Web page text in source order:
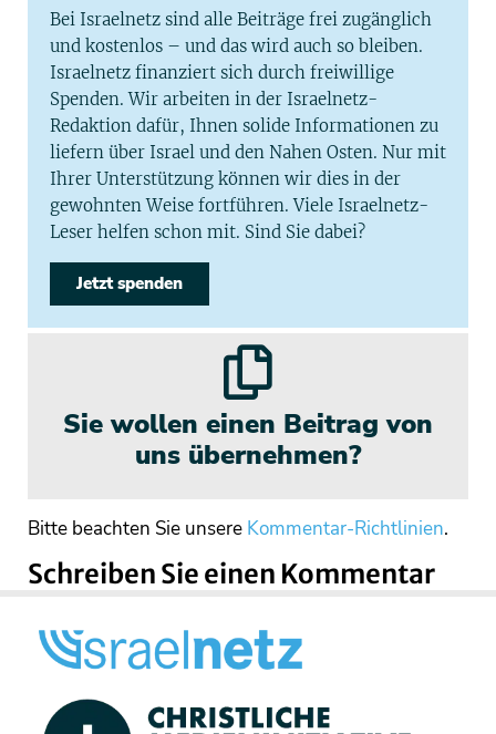
Bei Israelnetz sind alle Beiträge frei zugänglich
und kostenlos – und das wird auch so bleiben.
Israelnetz finanziert sich durch freiwillige
Spenden. Wir arbeiten in der Israelnetz-
Redaktion dafür, Ihnen solide Informationen zu
liefern über Israel und den Nahen Osten. Nur mit
Ihrer Unterstützung können wir dies in der
gewohnten Weise fortführen. Viele Israelnetz-
Leser helfen schon mit. Sind Sie dabei?
Jetzt spenden
Sie wollen einen Beitrag von
uns übernehmen?
Bitte beachten Sie unsere Kommentar-Richtlinien.
Schreiben Sie einen Kommentar